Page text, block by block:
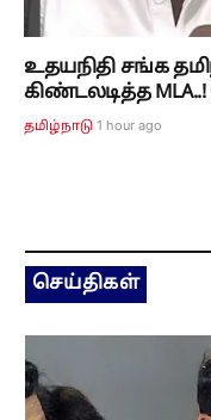
உதயநிதி சங்க
கிண்டலடித்த
தமிழ்நாடு 1 hour ago
செய்திகள்